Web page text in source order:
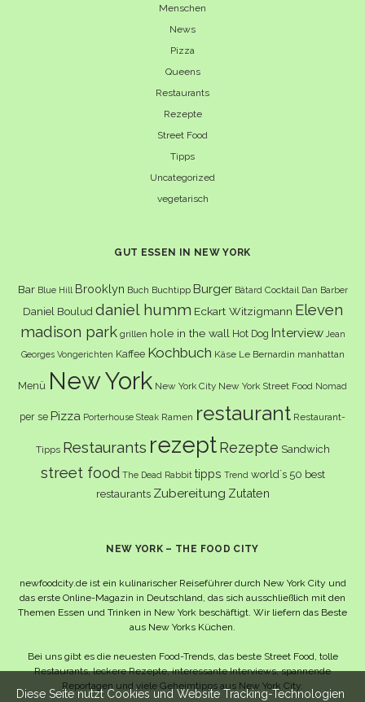
Menschen
News
Pizza
Queens
Restaurants
Rezepte
Street Food
Tipps
Uncategorized
vegetarisch
GUT ESSEN IN NEW YORK
Bar Blue Hill Brooklyn Buch Buchtipp Burger Bâtard Cocktail Dan Barber
Daniel Boulud daniel humm Eckart Witzigmann Eleven
madison park grillen hole in the wall Hot Dog Interview Jean
Georges Vongerichten Kaffee Kochbuch Käse Le Bernardin manhattan
Menü New York New York City New York Street Food Nomad
per se Pizza Porterhouse Steak Ramen restaurant Restaurant-
Tipps Restaurants rezept Rezepte Sandwich
street food The Dead Rabbit tipps Trend world´s 50 best
restaurants Zubereitung Zutaten
NEW YORK – THE FOOD CITY
newfoodcity.de ist ein kulinarischer Reiseführer durch New York City und
das erste Online-Magazin in Deutschland, das sich ausschließlich mit den
Themen Essen und Trinken in New York beschäftigt. Wir liefern das Beste
aus New Yorks Küchen.
Bei uns gibt es die neuesten Food-Trends, das beste Street Food, tolle
Restaurants, leckere Rezepte, interessante Interviews, spannende
Reportagen und viele Geheimtipps aus New York City.
Diese Seite nutzt Cookies und Website Tracking-Technologien